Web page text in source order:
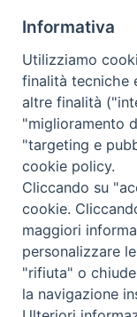
Regione ecclesiastica
Via Beltrani, 9
76125 Trani BT
Centralino Tel. 0883
Cancelleria Tel. 0883
Copyright ©
Riproduzione dei
Informativa
Utilizziamo
finalità tecniche
altre finalità
"miglioramento
"targeting e
cookie policy.
Cliccando su
cookie.
maggiori
personalizzare
"rifiuta" o
la navigazione